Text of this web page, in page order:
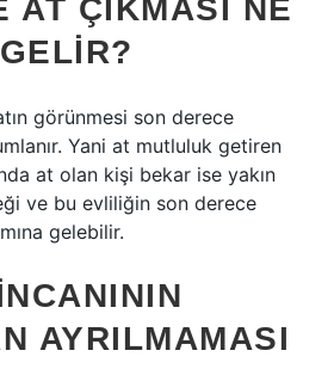
AT ÇIKMASI NE
görünmesi son derece
Yani at mutluluk getiren
at olan kişi bekar ise yakın
ve bu evliliğin son derece
gelebilir.
AYRILMAMASI